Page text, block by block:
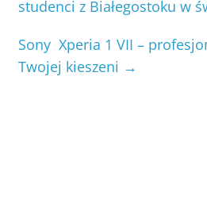
studenci z Białegostoku w
Sony Xperia 1 VII –
Twojej kieszeni →